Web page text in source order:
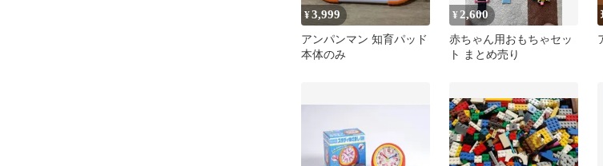
¥3,999
アンパンマン 知育パッド
本体のみ
¥ 2,600
赤ちゃん用おもちゃセッ
ト まとめ売り